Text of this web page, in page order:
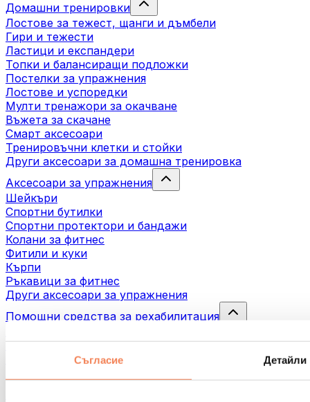
Съгласие Детайли
Домашни тренировки
Лостове за тежест, щанги и дъмбели
Гири и тежести
Ластици и експандери
Топки и балансиращи подложки
Постелки за упражнения
Лостове и успоредки
Мулти тренажори за окачване
Въжета за скачане
Смарт аксесоари
Тренировъчни клетки и стойки
Други аксесоари за домашна тренировка
Аксесоари за упражнения
Шейкъри
Спортни бутилки
Спортни протектори и бандажи
Колани за фитнес
Фитили и куки
Кърпи
Ръкавици за фитнес
Други аксесоари за упражнения
Помощни средства за рехабилитация
Инструменти за масаж
Масажни ролери